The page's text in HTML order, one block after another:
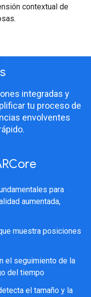
contextual de
integradas y
tu proceso de
envolventes
para
aumentada,
muestra posiciones
el seguimiento de la
del tiempo
el tamaño y la